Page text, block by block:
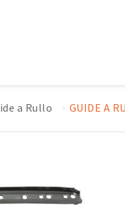
a Rullo GUIDE A